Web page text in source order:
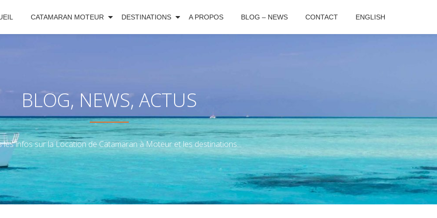
CATAMARAN MOTEUR DESTINATIONS A PROPOS BLOG – NEWS CONTACT ENGLISH
BLOG, NEWS, ACTUS
les infos sur la Location de Catamaran à Moteur et les destinations...